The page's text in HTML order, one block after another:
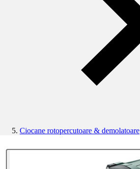
Ciocane rotopercutoare & demolatoare